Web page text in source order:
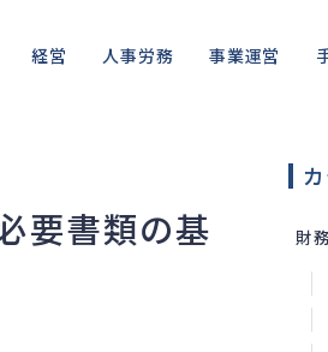
正
経営 人事労務
労災・ハラスメント
事業運営
情報漏洩・サイバ
債権者対応
要書類の基
財務